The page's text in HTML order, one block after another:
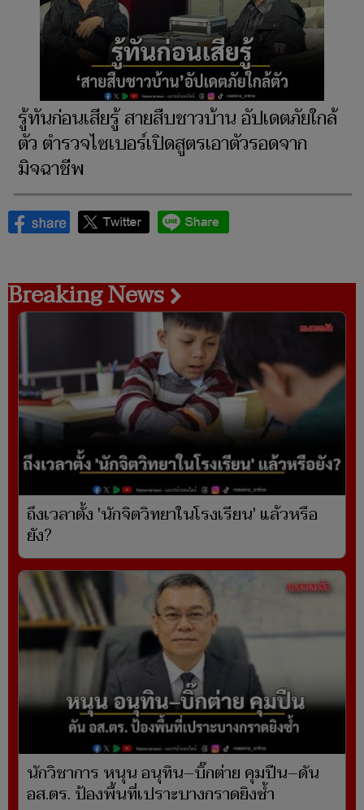
รู้ทันก่อนเสียรู้ สายสืบชาวบ้าน อัปเดตภัยใกล้
ตัว ตำรวจไซเบอร์เปิดสูตรเอาตัวรอดจาก
มิจฉาชีพ
Breaking News
ถึงเวลาตั้ง 'นักจิตวิทยาในโรงเรียน' แล้วหรือ
ยัง?
นักวิชาการ หนุน อนุทิน–บิ๊กต่าย คุมปืน–ดัน
อส.ตร. ป้องพื้นที่เปราะบางกราดยิงซ้ำ